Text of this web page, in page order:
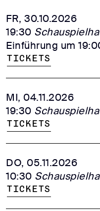
FR, 30.10.2026
19:30
Einführung um
Tickets
MI, 04.11.2026
19:30
Tickets
DO, 05.11.2026
10:30
Tickets